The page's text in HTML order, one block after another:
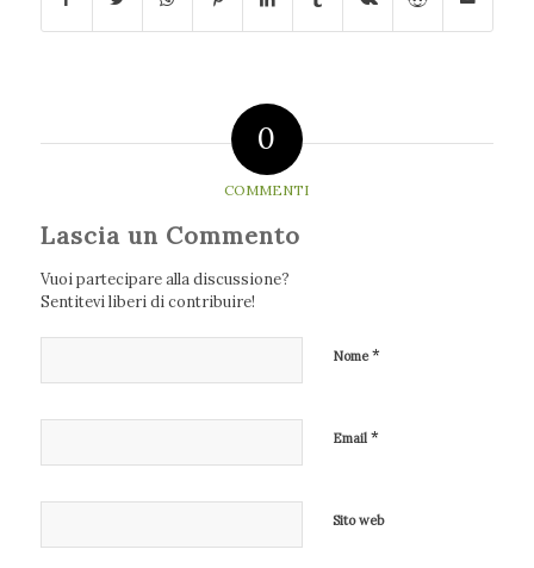
0
COMMENTI
Lascia un Commento
Vuoi partecipare alla discussione?
Sentitevi liberi di contribuire!
Nome*
Email *
Sito web